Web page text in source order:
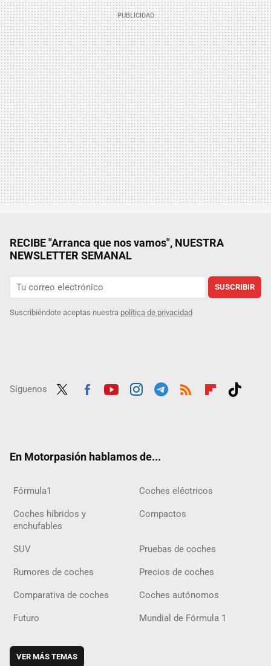
RECIBE "Arranca que nos vamos", NUESTRA
NEWSLETTER SEMANAL
SUSCRIBIR
Suscribiéndote aceptas nuestra política de privacidad
Síguenos
En Motorpasión hablamos de...
Fórmula1 Coches eléctricos
Coches híbridos y
enchufables
Compactos
SUV Pruebas de coches
Rumores de coches Precios de coches
Comparativa de coches Coches autónomos
Futuro Mundial de Fórmula 1
VER MÁS TEMAS